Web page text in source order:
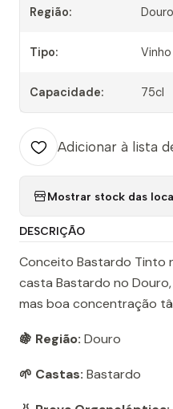
Região: Douro
Tipo:
Capacidade: 75cl
Adicionar à lista
Mostrar stock das
DESCRIÇÃO
Conceito Bastardo Tinto
casta Bastardo no
mas boa concentração
🍇 Região: Douro
🌱 Castas: Bastardo